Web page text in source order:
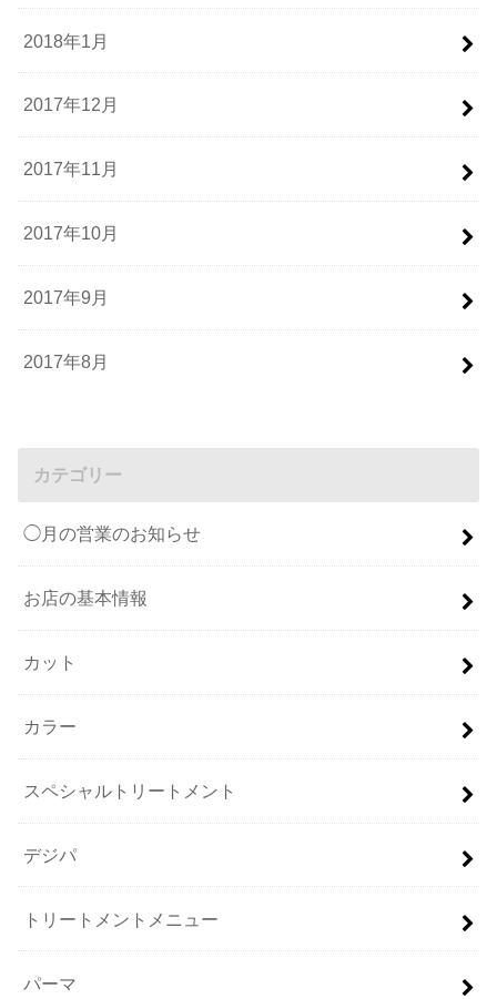
2018年1月
2017年12月
2017年11月
2017年10月
2017年9月
2017年8月
カテゴリー
◯月の営業のお知らせ
お店の基本情報
カット
カラー
スペシャルトリートメント
デジパ
トリートメントメニュー
パーマ